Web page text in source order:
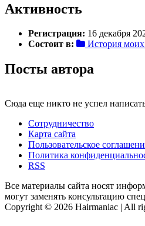
Активность
Регистрация: 16 декабря
Состоит в:
История
Посты автора
Сюда еще никто не успел
Сотрудничество
Карта сайта
Пользовательское
Политика
RSS
Все материалы сайта носят
могут заменять консультацию
Copyright © 2026 Hairmaniac | All